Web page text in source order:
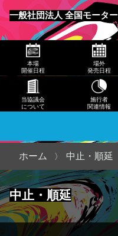
一般社団法人 全国モータ
本場
開催日程
場外
発売日程
当協議会
について
施行者
関連情報
中止・順延
ホーム 中止・順延